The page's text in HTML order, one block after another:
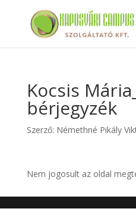
Kocsis
bérjegyzék
Szerző: Némethné Pikály
Nem jogosult az oldal